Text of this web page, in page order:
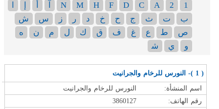
1
2
A
C
D
F
H
M
N
ب
ت ث ج ح خ د ر ز س
ش
ص
ط ع غ ف ق ك ل م ن
ه
و
ي ﺷ
( 1 )- النورس للرخام والجرانيت
اسم المنشأة:
النورس للرخام والجرانيت
رقم الهاتف:
3860127